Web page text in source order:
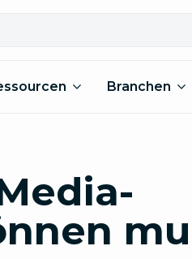
Branchen